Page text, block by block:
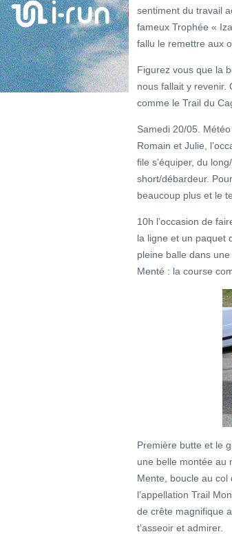
sentiment du travail
fameux Trophée «
fallu le remettre aux
Figurez vous que la
nous fallait y revenir.
comme le Trail du
Samedi 20/05.
Romain et Julie,
file s’équiper, du
short/débardeur.
beaucoup plus et le
10h l’occasion de
la ligne et un paquet
pleine balle dans
Menté : la course
Première butte et le
une belle montée au
Mente, boucle au
l’appellation Trail
de crête magnifique
t’asseoir et admirer.